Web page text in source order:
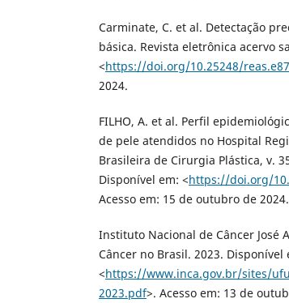
Carminate, C. et al. Detectação
básica. Revista eletrônica acervo
<https://doi.org/10.25248/
2024.
FILHO, A. et al. Perfil
de pele atendidos no Hospital
Brasileira de Cirurgia Plástica, v.
Disponível em: <https://doi.org/
Acesso em: 15 de outubro de 2024.
Instituto Nacional de Câncer José
Câncer no Brasil. 2023. Disponível
<https://www.inca.gov.br/sites/
2023.pdf>. Acesso em: 13 de